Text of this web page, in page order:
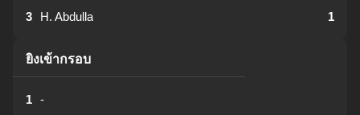
3 H. Abdulla 1
ยิงเข้ากรอบ
1 -